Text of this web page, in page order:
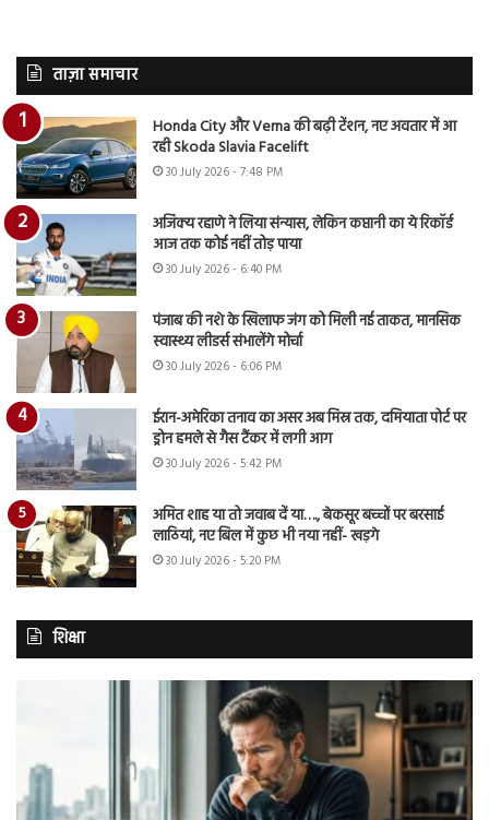
ताज़ा समाचार
Honda City और Verna की बढ़ी टेंशन, नए अवतार में आ
रही Skoda Slavia Facelift
30 July 2026 - 7:48 PM
अजिंक्य रहाणे ने लिया संन्यास, लेकिन कप्तानी का ये रिकॉर्ड
आज तक कोई नहीं तोड़ पाया
30 July 2026 - 6:40 PM
पंजाब की नशे के खिलाफ जंग को मिली नई ताकत, मानसिक
स्वास्थ्य लीडर्स संभालेंगे मोर्चा
30 July 2026 - 6:06 PM
ईरान-अमेरिका तनाव का असर अब मिस्र तक, दमियाता पोर्ट पर
ड्रोन हमले से गैस टैंकर में लगी आग
30 July 2026 - 5:42 PM
अमित शाह या तो जवाब दें या…., बेकसूर बच्चों पर बरसाई
लाठियां, नए बिल में कुछ भी नया नहीं- खड़गे
30 July 2026 - 5:20 PM
शिक्षा